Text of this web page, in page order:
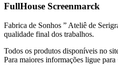
FullHouse Screenmarck
Fabrica de Sonhos ” Ateliê de
qualidade final dos trabalhos.
Todos os produtos disponíveis no
Para maiores informações ligue